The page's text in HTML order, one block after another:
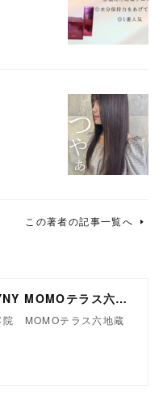
この著者の記事一覧へ
京都の美容院 NYNY MOMOテラス六地蔵店
院 MOMOテラス六地蔵